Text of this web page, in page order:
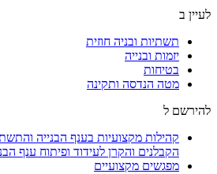
לעיין ב
תשתיות ובניה חוזית
יזמות ובנייה
בטיחות
מטה הנדסה ותקינה
להירשם ל
קהילות מקצועיות בענף הבנייה
הקבלנים והקרן לעידוד ופיתוח ענף
מפגשים מקצועיים